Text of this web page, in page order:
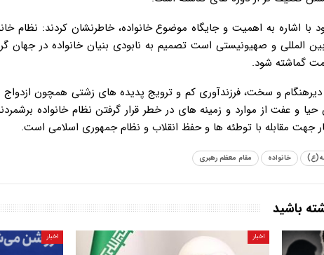
با اشاره به اهمیت و جایگاه موضوع خانواده، خاطرنشان کردند: نظام
و صهیونیستی است تصمیم به نابودی بنیان خانواده در جهان
گماشته شود.
و سخت، فرزندآوری کم و ترویج پدیده های زشتی همچون ازدواج
و عفت از موارد و زمینه های در خطر قرار گرفتن نظام خانواده
جهت مقابله با توطئه ها و حفظ انقلاب و نظام جمهوری اسلامی است.
خانواده مقام معظم رهبری
باشید
اخبار اخبار